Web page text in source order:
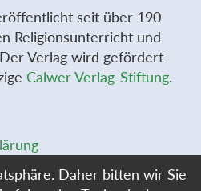
seit über 190
Religionsunterricht und
Verlag wird gefördert
Calwer Verlag-Stiftung.
Daher bitten wir Sie